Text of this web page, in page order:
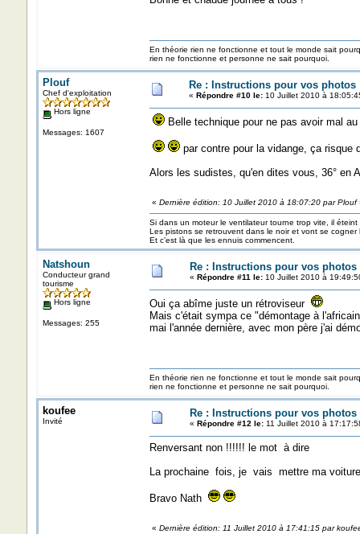
En théorie rien ne fonctionne et tout le monde sait
rien ne fonctionne et personne ne sait pourquoi.
Plouf
Chef d'exploitation
Hors ligne
Messages: 1607
Re : Instructions pour vos photos
« Répondre #10 le:10 Juillet 2010 à
Belle technique pour ne pas avoir mal
par contre pour la vidange, ça risque
Alors les sudistes, qu'en dites vous, 36° en
« Dernière édition: 10 Juillet 2010 à 18:07:20 par Plouf
Si dans un moteur le ventilateur tourne trop vite, il éteint
Les pistons se retrouvent dans le noir et vont se
Et c’est là que les ennuis commencent.
Natshoun
Conducteur grand
tourisme
Hors ligne
Messages: 255
Re : Instructions pour vos photos
« Répondre #11 le:10 Juillet 2010 à
Oui ça abîme juste un rétroviseur
Mais c'était sympa ce "démontage à
mai l'année dernière, avec mon père j'ai
En théorie rien ne fonctionne et tout le monde sait
rien ne fonctionne et personne ne sait pourquoi.
koufee
Invité
Re : Instructions pour vos photos
« Répondre #12 le:11 Juillet 2010 à
Renversant non !!!!!! le mot à dire
La prochaine fois, je vais mettre ma
Bravo Nath
« Dernière édition: 11 Juillet 2010 à 17:41:15 par